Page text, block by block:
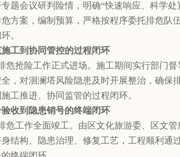
题会议研判险情，明确“快速响应、科学
方案，编制预算，严格按程序委托排危队
。
工到协同管控的过程闭环
危抢险工作正式进场。施工期间实行部门
，对洄澜塔风险隐患及时开展整治，确保
工推进、协同监管的过程闭环。
验收到隐患销号的终端闭环
危工作全面竣工。由区文化旅游委、区文
结构、隐患治理、修复工艺，工程顺利通